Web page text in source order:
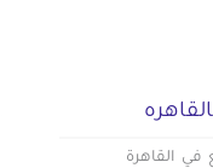
القاهرة